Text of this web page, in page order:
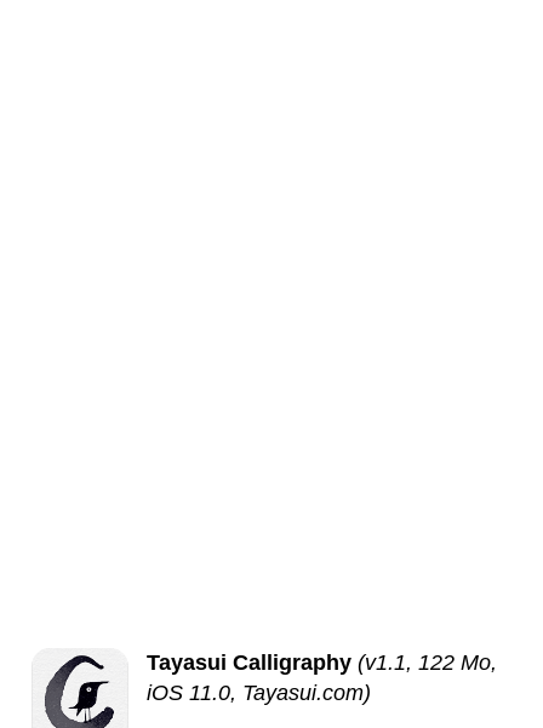
Tayasui Calligraphy (v1.1, 122 Mo,
iOS 11.0, Tayasui.com)